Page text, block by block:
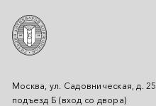
Москва, ул. Садовническая, д. 25
подъезд Б (вход со двора)